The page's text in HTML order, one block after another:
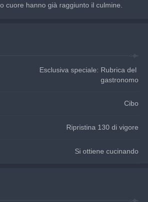
cuore hanno già raggiunto il culmine.
Esclusiva speciale: Rubrica del
gastronomo
Cibo
Ripristina 130 di vigore
Si ottiene cucinando